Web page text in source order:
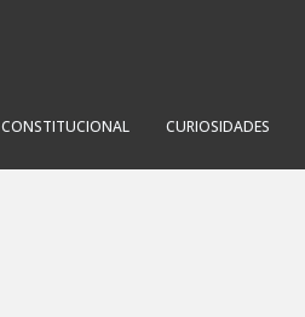
CONSTITUCIONAL CURIOSIDADES